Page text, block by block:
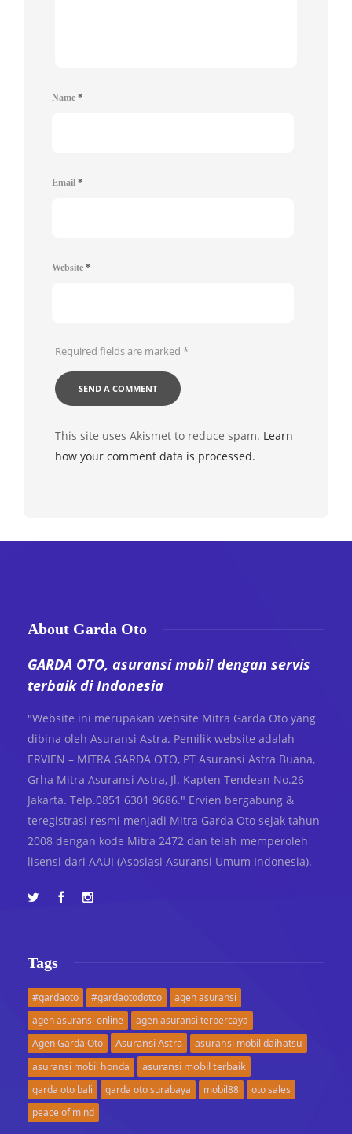
Name *
Email *
Website *
Required fields are marked *
This site uses Akismet to reduce spam. Learn
how your comment data is processed.
About Garda Oto
GARDA OTO, asuransi mobil dengan servis
terbaik di Indonesia
"Website ini merupakan website Mitra Garda Oto yang
dibina oleh Asuransi Astra. Pemilik website adalah
ERVIEN – MITRA GARDA OTO, PT Asuransi Astra Buana,
Grha Mitra Asuransi Astra, Jl. Kapten Tendean No.26
Jakarta. Telp.0851 6301 9686." Ervien bergabung &
teregistrasi resmi menjadi Mitra Garda Oto sejak tahun
2008 dengan kode Mitra 2472 dan telah memperoleh
lisensi dari AAUI (Asosiasi Asuransi Umum Indonesia).
Tags
#gardaoto #gardaotodotco
agen asuransi
agen asuransi online
agen asuransi terpercaya
Agen Garda Oto
Asuransi Astra
asuransi mobil daihatsu
asuransi mobil honda
asuransi mobil terbaik
garda oto bali garda oto surabaya mobil88
oto sales
peace of mind